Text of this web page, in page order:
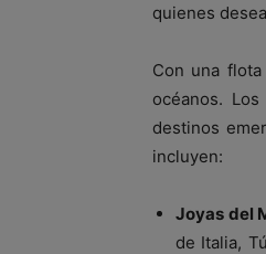
quienes
Con una
océanos.
destinos
incluyen:
Joyas del
de Italia,